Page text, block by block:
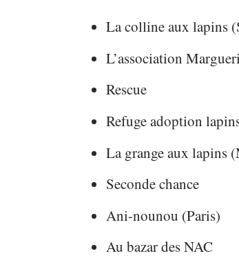
La colline aux lapins
L’association
Rescue
Refuge adoption
La grange aux lapins
Seconde chance
Ani-nounou (Paris)
Au bazar des NAC